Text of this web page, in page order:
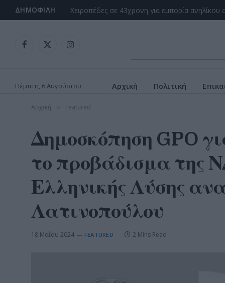
ΔΗΜΟΦΙΛΉ
Facebook
X
Instagram
Πέμπτη, 6 Αυγούστου Αρχική Πολιτική
Αρχική Featured
Δημοσκόπηση GPO
το προβάδισμα της
Ελληνικής Λύσης
Λατινοπούλου
18 Μαΐου 2024 FEATURED 2 Mins Read